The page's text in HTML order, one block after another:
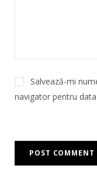
Salvează-mi
navigator pentru